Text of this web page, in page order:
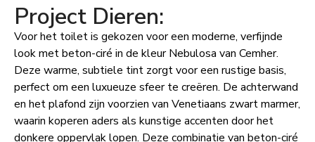
Project Dieren:
Voor het toilet is gekozen voor een moderne, verfijnde
look met beton-ciré in de kleur Nebulosa van Cemher.
Deze warme, subtiele tint zorgt voor een rustige basis,
perfect om een luxueuze sfeer te creëren. De achterwand
en het plafond zijn voorzien van Venetiaans zwart marmer,
waarin koperen aders als kunstige accenten door het
donkere oppervlak lopen. Deze combinatie van beton-ciré